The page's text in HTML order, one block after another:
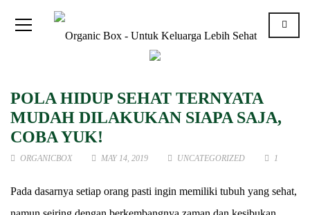
POLA HIDUP SEHAT TERNYATA
MUDAH DILAKUKAN SIAPA SAJA,
COBA YUK!
ORGANICBOX MAY 14, 2019 UNCATEGORIZED 1
Pada dasarnya setiap orang pasti ingin memiliki tubuh yang sehat,